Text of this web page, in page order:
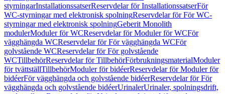
styrningarInstallationssatserReservdelar för InstallationssatserFör
WC-styrningar med elektronisk spolningReservdelar för För WC-
styrningar med elektronisk spolningGeberit Monolith
modulerModuler för WCReservdelar för Moduler för WCFör
vägghängda WCReservdelar för För vägghängda WCFör
golvstående WCReservdelar för För golvstående
WCTillbehörReservdelar för TillbehörFörbrukningsmaterialModuler
för tvättställTillbehörModuler för bidéerReservdelar för Moduler för
bidéerFör vägghängda och golvstående bidéerReservdelar för För
vägghängda och golvstående bidéerUrinalerUrinaler, spolningsdrift,